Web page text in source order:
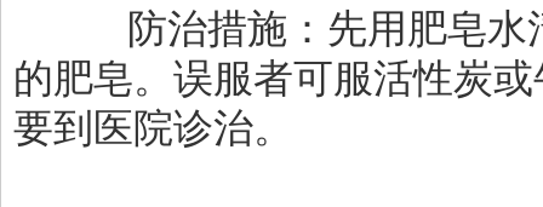
防治措施：先用肥皂水
的肥皂。误服者可服活性炭
要到医院诊治。